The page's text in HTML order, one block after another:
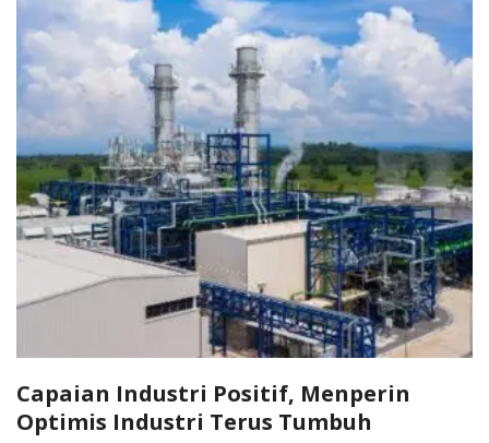
Capaian Industri Positif, Menperin
Optimis Industri Terus Tumbuh